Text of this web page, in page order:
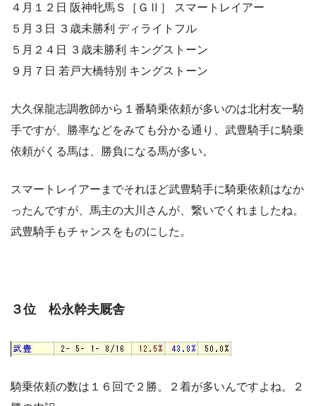
４月１２日 阪神牝馬Ｓ［ＧⅡ］ スマートレイアー
５月３日 ３歳未勝利 ディライトフル
５月２４日 ３歳未勝利 キングストーン
９月７日 若戸大橋特別 キングストーン
大久保龍志調教師から１番騎乗依頼が多いのは北村友一騎
手ですが、勝率などをみても分かる通り、武豊騎手に騎乗
依頼がくる馬は、勝負になる馬が多い。
スマートレイアーまでそれほど武豊騎手に騎乗依頼はなか
ったんですが、馬主の大川さんが、繋いでくれましたね。
武豊騎手もチャンスをものにした。
３位 松永幹夫厩舎
騎乗依頼の数は１６回で２勝。２着が多いんですよね。２